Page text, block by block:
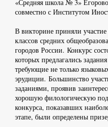
«Средняя школа № 3»
совместно с Институтом
В викторине приняли
классов средних
городов России. Конкурс
которых предлагались
требующие не только
эрудиции. Большинство
заданиями, проявив
хорошую филологическую
конкурса, показавших
этапе, были определены